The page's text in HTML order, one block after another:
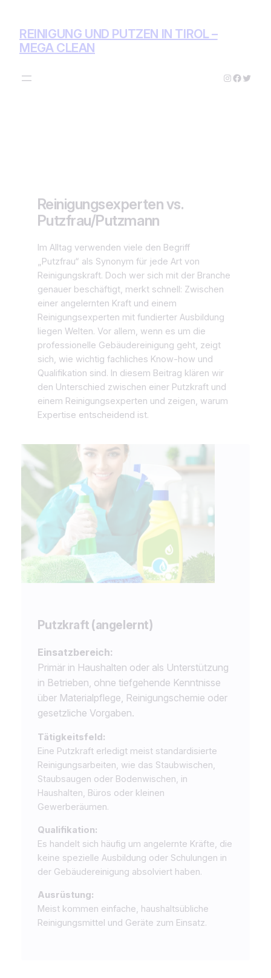
springen
REINIGUNG UND PUTZEN IN TIROL –
MEGA CLEAN
Instagram
Twitter
Reinigungsexperten vs.
Putzfrau/Putzmann
Im Alltag verwenden viele den Begriff
„Putzfrau“ als Synonym für jede Art von
Reinigungskraft. Doch wer sich mit der Branche
genauer beschäftigt, merkt schnell: Zwischen
einer angelernten Kraft und einem
Reinigungsexperten mit fundierter Ausbildung
liegen Welten. Vor allem, wenn es um die
professionelle Gebäudereinigung geht, zeigt
sich, wie wichtig fachliches Know-how und
Qualifikation sind. In diesem Beitrag klären wir
den Unterschied zwischen einer Putzkraft und
einem Reinigungsexperten und zeigen, warum
Expertise entscheidend ist.
Putzkraft (angelernt)
Einsatzbereich:
Primär in Haushalten oder als Unterstützung
in Betrieben, ohne tiefgehende Kenntnisse
über Materialpflege, Reinigungschemie oder
gesetzliche Vorgaben.
Tätigkeitsfeld:
Eine Putzkraft erledigt meist standardisierte
Reinigungsarbeiten, wie das Staubwischen,
Staubsaugen oder Bodenwischen, in
Haushalten, Büros oder kleinen
Gewerberäumen.
Qualifikation:
Es handelt sich häufig um angelernte Kräfte, die
keine spezielle Ausbildung oder Schulungen in
der Gebäudereinigung absolviert haben.
Ausrüstung:
Meist kommen einfache, haushaltsübliche
Reinigungsmittel und Geräte zum Einsatz.